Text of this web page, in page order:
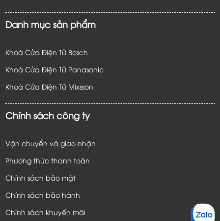
Danh mục sản phẩm
Khoá Cửa Điện Tử Bosch
Khoá Cửa Điện Tử Panasonic
Khoá Cửa Điện Tử Mixsson
Chính sách công ty
Vận chuyển và giao nhận
Phương thức thanh toán
Chính sách bảo mật
Chính sách bảo hành
Chính sách khuyến mãi